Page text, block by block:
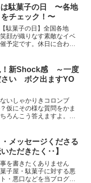
義の30...
は駄菓子の日 〜各地
チェック！〜
駄菓子の日】全国各地
顔が織りなす素敵なイベ
予定です。休日に合わせ
ん・団体さんで、皆さん
顔...
！新Shock感 ～一度
さい ボク出ますYO
ないしゃかりきコロンブ
仮にその様な質問をかま
ろんこう答えますよ。
太さんがMCを務める、TV
土）26：1...
・メッセージくださる
ただきたく‥】
を書きたくありません
子屋・駄菓子に対する悪
・悪口などを当ブログに